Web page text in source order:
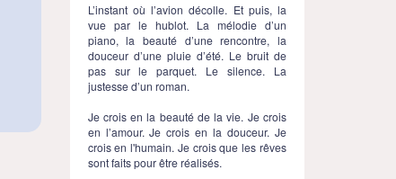
L’instant où l’avion décolle. Et puis, la
vue par le hublot. La mélodie d’un
piano, la beauté d’une rencontre, la
douceur d’une pluie d’été. Le bruit de
pas sur le parquet. Le silence. La
justesse d’un roman.
Je crois en la beauté de la vie. Je crois
en l’amour. Je crois en la douceur. Je
crois en l'humain. Je crois que les rêves
sont faits pour être réalisés.